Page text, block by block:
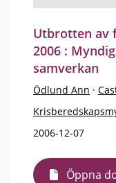
Utbrotten av
2006 :
samverkan
Ödlund Ann ·
2006-12-07
Öppna